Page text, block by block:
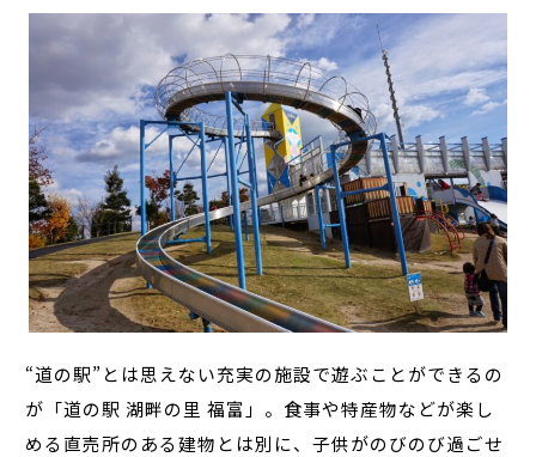
“道の駅”とは思えない充実の施設で遊ぶことができるの
が「道の駅 湖畔の里 福富」。食事や特産物などが楽し
める直売所のある建物とは別に、子供がのびのび過ごせ